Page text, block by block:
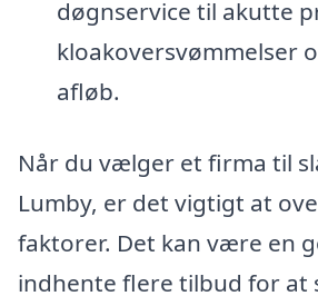
døgnservice til akutte
kloakoversvømmelser
afløb.
Når du vælger et firma til
Lumby, er det vigtigt at
faktorer. Det kan være en
indhente flere tilbud for at